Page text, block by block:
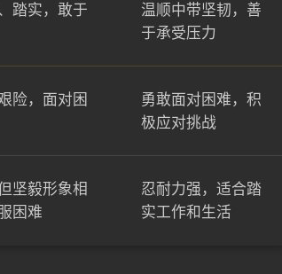
踏实，敢于
温顺中带坚韧，善
于承受压力
险，面对困
勇敢面对困难，积
极应对挑战
坚毅形象相
困难
忍耐力强，适合踏
实工作和生活